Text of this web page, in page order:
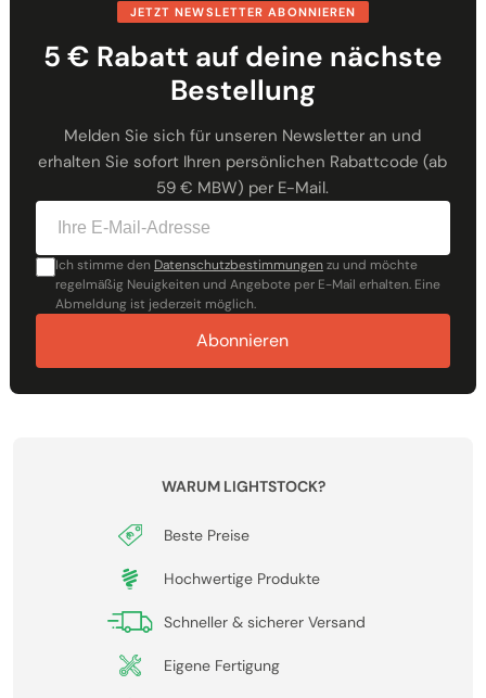
JETZT NEWSLETTER ABONNIEREN
5 € Rabatt auf deine nächste
Bestellung
Melden Sie sich für unseren Newsletter an und
erhalten Sie sofort Ihren persönlichen Rabattcode (ab
59 € MBW) per E-Mail.
Ich stimme den Datenschutzbestimmungenzu und möchte
regelmäßig Neuigkeiten und Angebote per E-Mail erhalten. Eine
Abmeldung ist jederzeit möglich.
Abonnieren
WARUM LIGHTSTOCK?
Beste Preise
Hochwertige Produkte
Schneller & sicherer Versand
Eigene Fertigung